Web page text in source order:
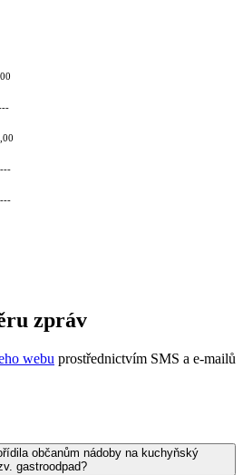
zpráv
webu prostřednictvím SMS a e-mailů
občanům nádoby na kuchyňský
gastroodpad?